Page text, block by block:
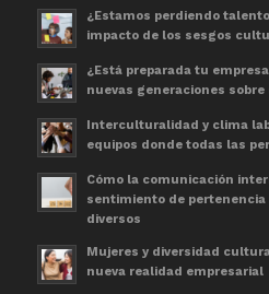
¿Estamos perdiendo
impacto de los sesgos
¿Está preparada tu
nuevas generaciones
Interculturalidad y clima
equipos donde todas las
Cómo la comunicación
sentimiento de
diversos
Mujeres y diversidad
nueva realidad empresarial